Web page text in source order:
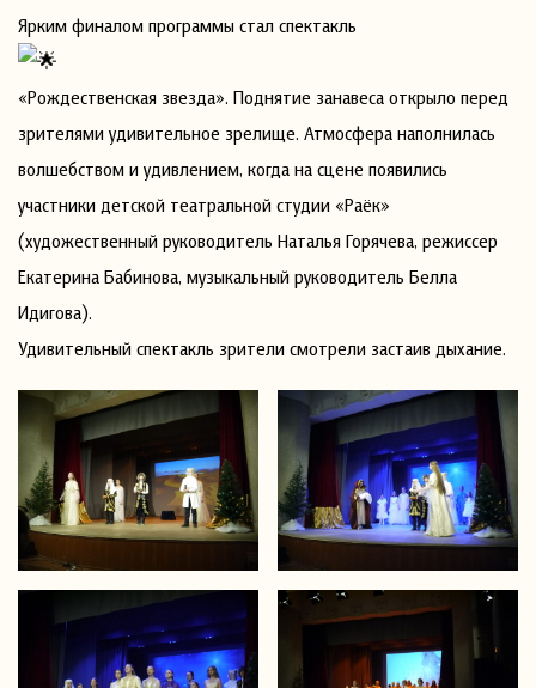
Ярким финалом программы стал спектакль
«Рождественская звезда». Поднятие занавеса открыло перед
зрителями удивительное зрелище. Атмосфера наполнилась
волшебством и удивлением, когда на сцене появились
участники детской театральной студии «Раёк»
(художественный руководитель Наталья Горячева, режиссер
Екатерина Бабинова, музыкальный руководитель Белла
Идигова).
Удивительный спектакль зрители смотрели застаив дыхание.